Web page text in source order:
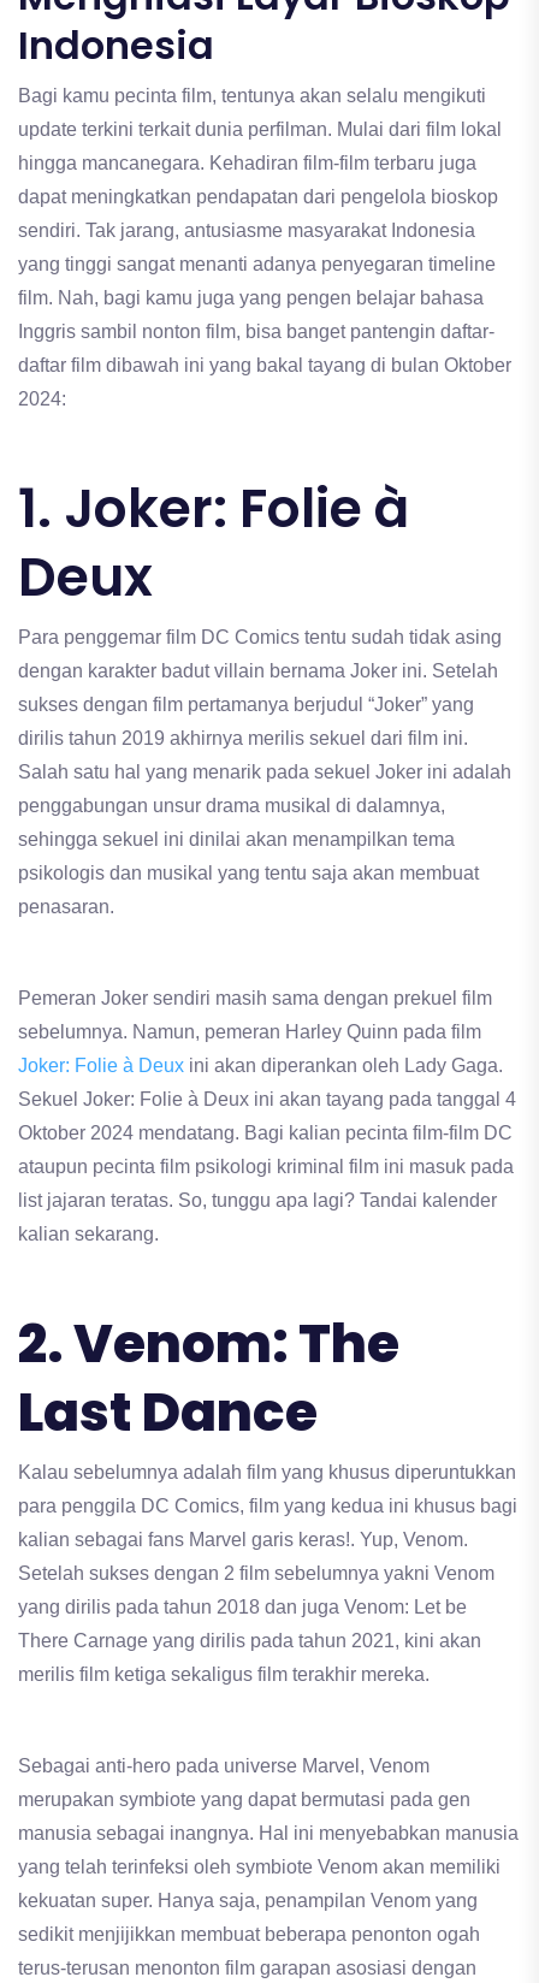
Indonesia
Bagi kamu pecinta film, tentunya akan selalu mengikuti
update terkini terkait dunia perfilman. Mulai dari film lokal
hingga mancanegara. Kehadiran film-film terbaru juga
dapat meningkatkan pendapatan dari pengelola bioskop
sendiri. Tak jarang, antusiasme masyarakat Indonesia
yang tinggi sangat menanti adanya penyegaran timeline
film. Nah, bagi kamu juga yang pengen belajar bahasa
Inggris sambil nonton film, bisa banget pantengin daftar-
daftar film dibawah ini yang bakal tayang di bulan Oktober
2024:
1. Joker: Folie à
Deux
Para penggemar film DC Comics tentu sudah tidak asing
dengan karakter badut villain bernama Joker ini. Setelah
sukses dengan film pertamanya berjudul “Joker” yang
dirilis tahun 2019 akhirnya merilis sekuel dari film ini.
Salah satu hal yang menarik pada sekuel Joker ini adalah
penggabungan unsur drama musikal di dalamnya,
sehingga sekuel ini dinilai akan menampilkan tema
psikologis dan musikal yang tentu saja akan membuat
penasaran.
Pemeran Joker sendiri masih sama dengan prekuel film
sebelumnya. Namun, pemeran Harley Quinn pada film
Joker: Folie à Deux ini akan diperankan oleh Lady Gaga.
Sekuel Joker: Folie à Deux ini akan tayang pada tanggal 4
Oktober 2024 mendatang. Bagi kalian pecinta film-film DC
ataupun pecinta film psikologi kriminal film ini masuk pada
list jajaran teratas. So, tunggu apa lagi? Tandai kalender
kalian sekarang.
2. Venom: The
Last Dance
Kalau sebelumnya adalah film yang khusus diperuntukkan
para penggila DC Comics, film yang kedua ini khusus bagi
kalian sebagai fans Marvel garis keras!. Yup, Venom.
Setelah sukses dengan 2 film sebelumnya yakni Venom
yang dirilis pada tahun 2018 dan juga Venom: Let be
There Carnage yang dirilis pada tahun 2021, kini akan
merilis film ketiga sekaligus film terakhir mereka.
Sebagai anti-hero pada universe Marvel, Venom
merupakan symbiote yang dapat bermutasi pada gen
manusia sebagai inangnya. Hal ini menyebabkan manusia
yang telah terinfeksi oleh symbiote Venom akan memiliki
kekuatan super. Hanya saja, penampilan Venom yang
sedikit menjijikkan membuat beberapa penonton ogah
terus-terusan menonton film garapan asosiasi dengan